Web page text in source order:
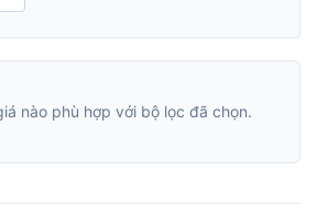
nào phù hợp với bộ lọc đã chọn.